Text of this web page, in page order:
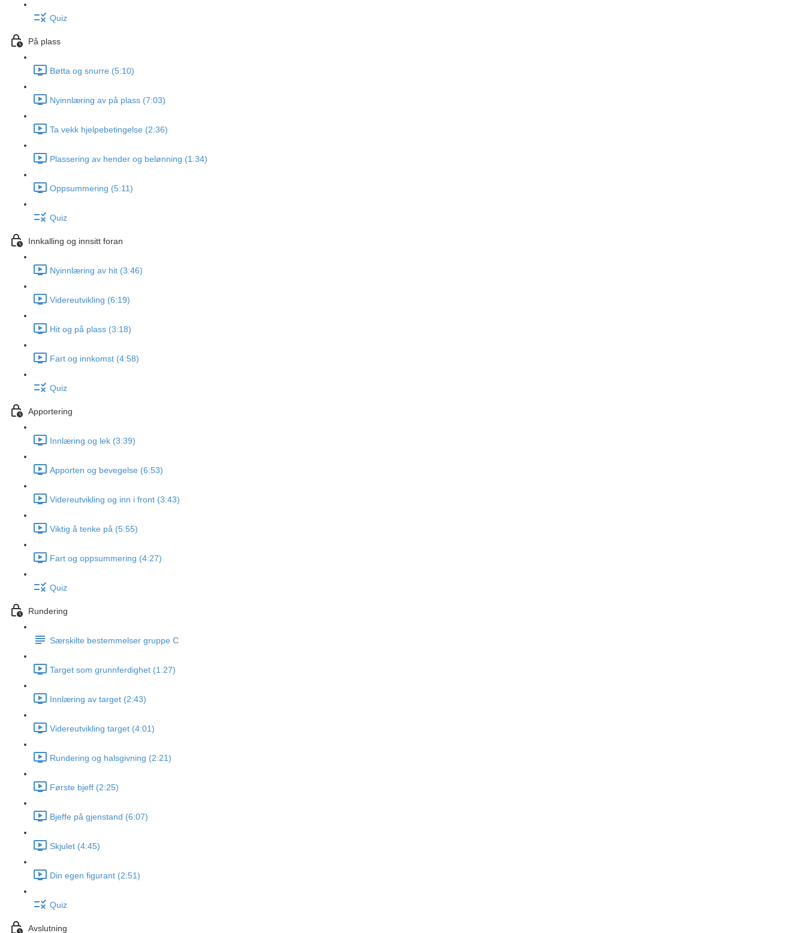
Quiz
På plass
Bøtta og snurre (5:10)
Nyinnlæring av på plass (7:03)
Ta vekk hjelpebetingelse (2:36)
Plassering av hender og belønning (1:34)
Oppsummering (5:11)
Quiz
Innkalling og innsitt foran
Nyinnlæring av hit (3:46)
Videreutvikling (6:19)
Hit og på plass (3:18)
Fart og innkomst (4:58)
Quiz
Apportering
Innlæring og lek (3:39)
Apporten og bevegelse (6:53)
Videreutvikling og inn i front (3:43)
Viktig å tenke på (5:55)
Fart og oppsummering (4:27)
Quiz
Rundering
Særskilte bestemmelser gruppe C
Target som grunnferdighet (1:27)
Innlæring av target (2:43)
Videreutvikling target (4:01)
Rundering og halsgivning (2:21)
Første bjeff (2:25)
Bjeffe på gjenstand (6:07)
Skjulet (4:45)
Din egen figurant (2:51)
Quiz
Avslutning